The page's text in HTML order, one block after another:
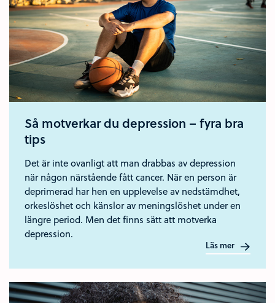
Så motverkar du depression – fyra bra
tips
Det är inte ovanligt att man drabbas av depression
när någon närstående fått cancer. När en person är
deprimerad har hen en upplevelse av nedstämdhet,
orkeslöshet och känslor av meningslöshet under en
längre period. Men det finns sätt att motverka
depression.
Läs mer